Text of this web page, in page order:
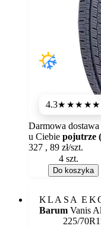
4.3★★★★★
Dostępność:
Darmowa dostawa
u Ciebie pojutrze
327 , 89 zł/szt.
Do koszyka
KLASA
Barum Vanis
225/